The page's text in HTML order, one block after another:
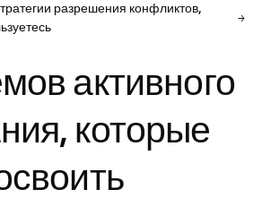
разрешения конфликтов,
активного
которые